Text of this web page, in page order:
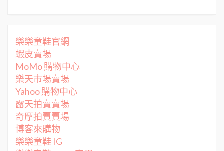
樂樂童鞋官網
蝦皮賣場
MoMo 購物中心
樂天市場賣場
Yahoo 購物中心
露天拍賣賣場
奇摩拍賣賣場
博客來購物
樂樂童鞋 IG